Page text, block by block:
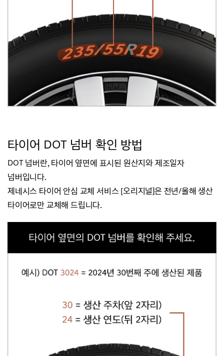
타이어 DOT 넘버 확인 방법
DOT 넘버란, 타이어 옆면에 표시된 원산지와 제조일자
넘버입니다.
제네시스 타이어 안심 교체 서비스 [오리지널]은 전년/올해 생산
타이어로만 교체해 드립니다.